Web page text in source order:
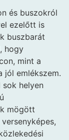
és buszokról
ezelőtt is
buszbarát
hogy
mint a
jól emlékszem.
helyen
mögött